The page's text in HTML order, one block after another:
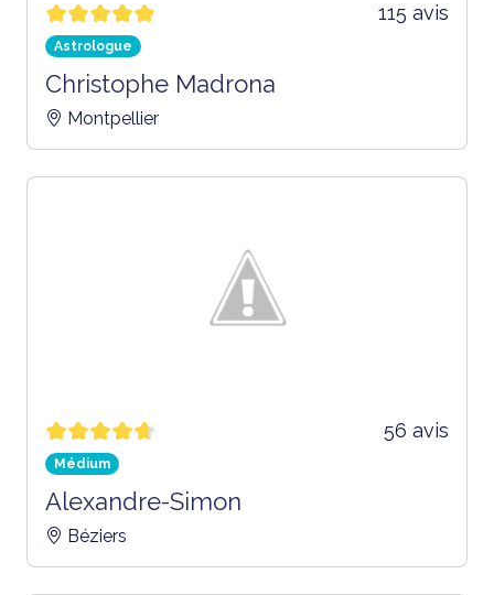
115 avis
Astrologue
Christophe Madrona
Montpellier
56 avis
Médium
Alexandre-Simon
Béziers